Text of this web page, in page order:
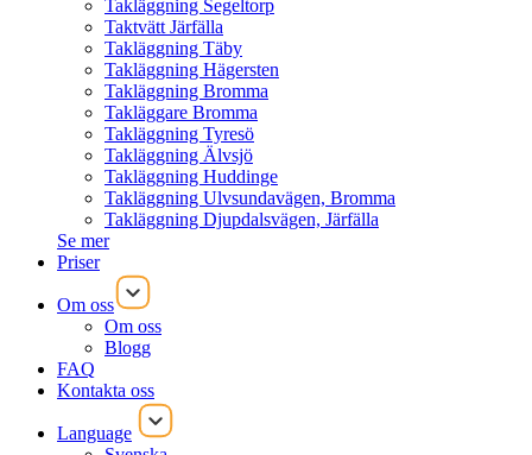
Takläggning Segeltorp
Taktvätt Järfälla
Takläggning Täby
Takläggning Hägersten
Takläggning Bromma
Takläggare Bromma
Takläggning Tyresö
Takläggning Älvsjö
Takläggning Huddinge
Takläggning Ulvsundavägen, Bromma
Takläggning Djupdalsvägen, Järfälla
Se mer
Priser
Om oss
Om oss
Blogg
FAQ
Kontakta oss
Language